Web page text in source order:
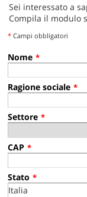
Sei interessato a
Compila il modulo
* Campi obbligatori
Nome *
Ragione sociale *
Settore *
CAP *
Stato *